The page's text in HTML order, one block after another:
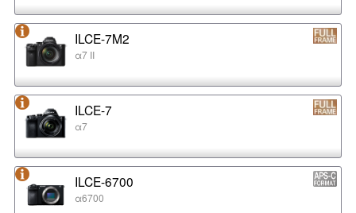
ILCE-7M2
α7 II
ILCE-7
α7
ILCE-6700
α6700